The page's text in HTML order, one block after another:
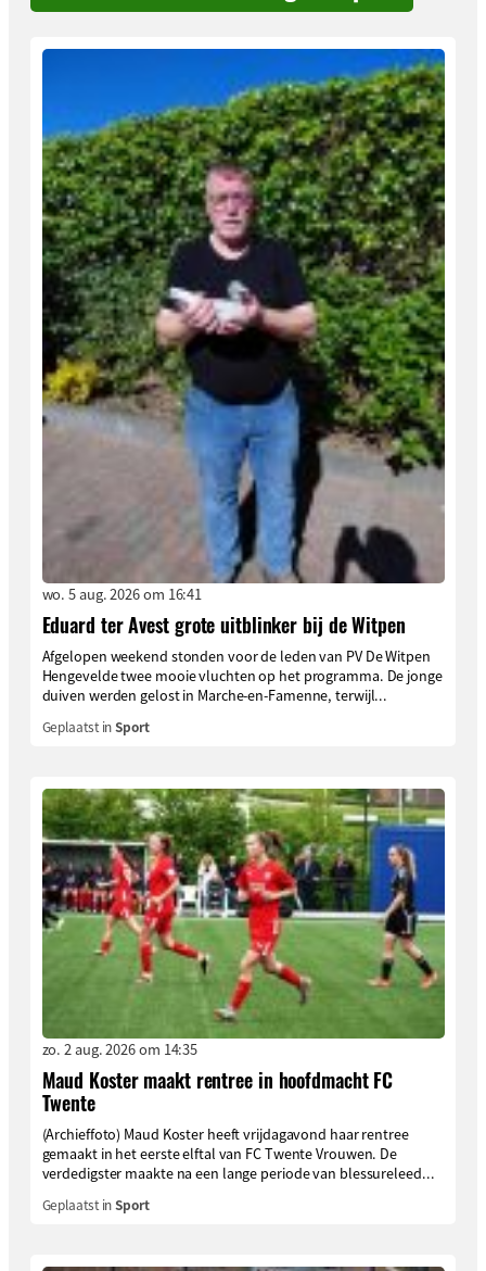
wo. 5 aug. 2026 om 16:41
Eduard ter Avest grote uitblinker bij de Witpen
Afgelopen weekend stonden voor de leden van PV De Witpen
Hengevelde twee mooie vluchten op het programma. De jonge
duiven werden gelost in Marche-en-Famenne, terwijl...
Geplaatst inSport
zo. 2 aug. 2026 om 14:35
Maud Koster maakt rentree in hoofdmacht FC
Twente
(Archieffoto) Maud Koster heeft vrijdagavond haar rentree
gemaakt in het eerste elftal van FC Twente Vrouwen. De
verdedigster maakte na een lange periode van blessureleed...
Geplaatst inSport